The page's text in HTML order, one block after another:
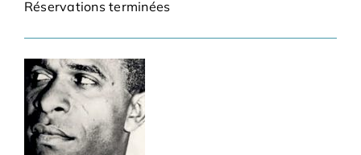
Archives
Contact
Réservations terminées